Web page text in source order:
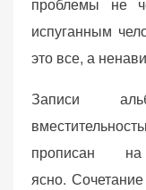
испуганным
это все, а
Записи
прописан
ясно.